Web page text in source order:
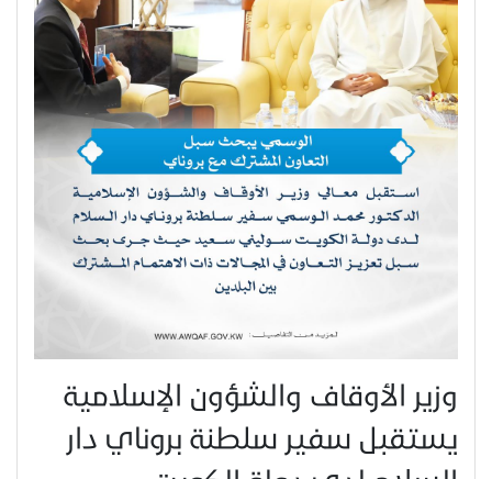
وزير الأوقاف والشؤون الإسلامية
يستقبل سفير سلطنة بروناي دار